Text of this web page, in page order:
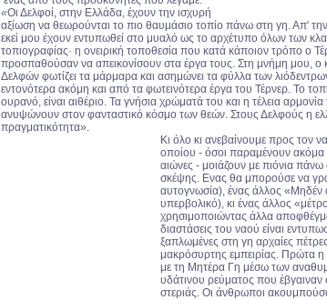
«Οι Δελφοί, στην Ελλάδα, έχουν την ισχυρή
αξίωση να θεωρούνται το πιο θαυμάσιο τοπίο πάνω στη γη. Απ'
εκεί μου έχουν εντυπωθεί στο μυαλό ως το αρχέτυπο όλων των
τοπιογραφίας· η ονειρική τοποθεσία που κατά κάποιον τρόπο ο
προσπαθούσαν να απεικονίσουν στα έργα τους. Στη μνήμη μου, ο
Δελφών φωτίζει τα μάρμαρα και ασημώνει τα φύλλα των
εντονότερα ακόμη και από τα φωτεινότερα έργα του Τέρνερ. Το
ουρανό, είναι αιθέριο. Τα γνήσια χρώματά του και η τέλεια
ανυψώνουν στον φανταστικό κόσμο των θεών. Στους Δελφούς η
πραγματικότητα».
Κι όλο κι ανεβαίνουμε προς τον
οποίου - όσοι παραμένουν ακόμα
αιώνες - μοιάζουν με πιόνια
σκέψης. Ενας θα μπορούσε να
αυτογνωσία), ένας άλλος «Μηδέν
υπερβολικό), κι ένας άλλος
χρησιμοποιώντας άλλα
διαστάσεις του ναού είναι
ξαπλωμένες στη γη αρχαίες
μακρόσυρτης εμπειρίας. Πρώτα
με τη Μητέρα Γη μέσω των
υδάτινου ρεύματος που
στεριάς. Οι άνθρωποι